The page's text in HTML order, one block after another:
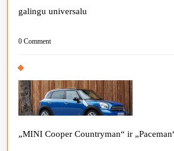
galingu universalu
0 Comment
„MINI Cooper Countryman“ ir